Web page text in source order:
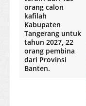
orang calon
kafilah
Kabupaten
Tangerang untuk
tahun 2027, 22
orang pembina
dari Provinsi
Banten.